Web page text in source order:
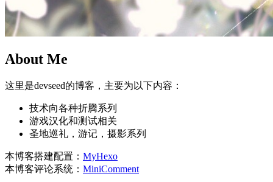
About Me
这里是devseed的博客，主要为以下内容：
技术向各种折腾系列
游戏汉化和测试相关
圣地巡礼，游记，摄影系列
本博客搭建配置： MyHexo
本博客评论系统： MiniComment